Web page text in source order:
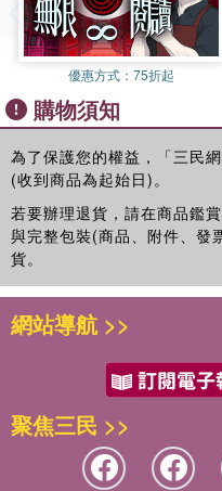
優惠方式： 75折起
購物須知
為了保護您的權益，「三民網
(收到商品為起始日)。
若要辦理退貨，請在商品鑑
與完整包裝(商品、附件、發
貨。
網站導航 >>
聚焦三民 >>